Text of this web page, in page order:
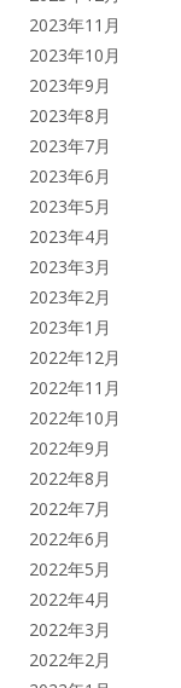
2023年11月
2023年10月
2023年9月
2023年8月
2023年7月
2023年6月
2023年5月
2023年4月
2023年3月
2023年2月
2023年1月
2022年12月
2022年11月
2022年10月
2022年9月
2022年8月
2022年7月
2022年6月
2022年5月
2022年4月
2022年3月
2022年2月